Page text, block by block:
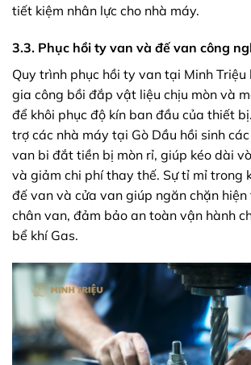
tiết kiệm nhân lực cho nhà máy.
3.3. Phục hồi ty van và đế van công
Quy trình phục hồi ty van tại Minh Triệu
gia công bồi đắp vật liệu chịu mòn và
để khôi phục độ kín ban đầu của thiết
trợ các nhà máy tại Gò Dầu hồi sinh
van bi đắt tiền bị mòn rỉ, giúp kéo dài
và giảm chi phí thay thế. Sự tỉ mỉ trong
đế van và cửa van giúp ngăn chặn
chân van, đảm bảo an toàn vận hành
bể khí Gas.